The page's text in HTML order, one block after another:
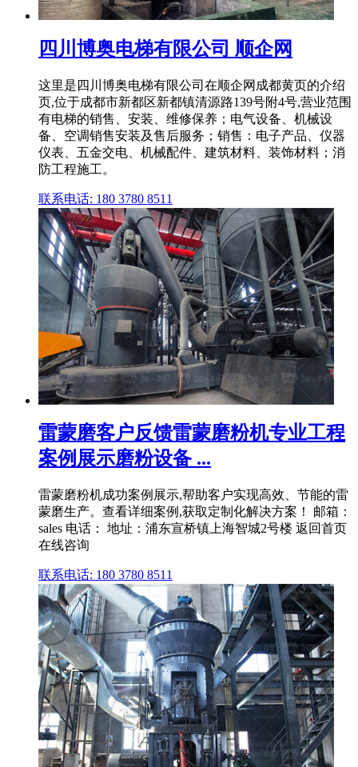
四川博奥电梯有限公司 顺企网
这里是四川博奥电梯有限公司在顺企网成都黄页的介绍
页,位于成都市新都区新都镇清源路139号附4号,营业范围
有电梯的销售、安装、维修保养；电气设备、机械设
备、空调销售安装及售后服务；销售：电子产品、仪器
仪表、五金交电、机械配件、建筑材料、装饰材料；消
防工程施工。
联系电话: 180 3780 8511
雷蒙磨客户反馈雷蒙磨粉机专业工程
案例展示磨粉设备 ...
雷蒙磨粉机成功案例展示,帮助客户实现高效、节能的雷
蒙磨生产。查看详细案例,获取定制化解决方案！ 邮箱：
sales 电话： 地址：浦东宣桥镇上海智城2号楼 返回首页
在线咨询
联系电话: 180 3780 8511